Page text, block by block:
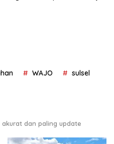
WAJO sulsel
dan paling update